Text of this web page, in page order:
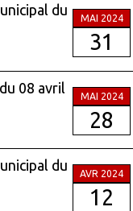
du
MAI 2024
31
08 avril
MAI 2024
28
du
AVR 2024
12